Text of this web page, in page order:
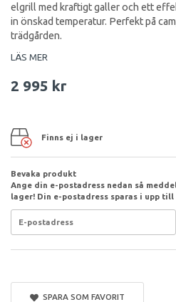
elgrill med kraftigt galler och ett
in önskad temperatur. Perfekt på
trädgården.
LÄS MER
2 995 kr
Finns ej i lager
Bevaka produkt
Ange din e-postadress nedan så
lager! Din e-postadress sparas i upp till
SPARA SOM FAVORIT